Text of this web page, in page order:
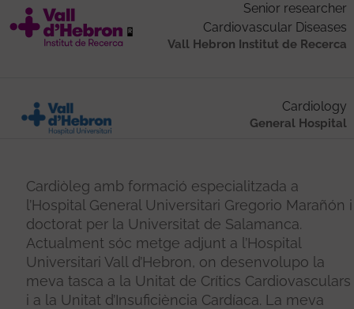
Senior researcher
Cardiovascular Diseases
Vall Hebron Institut de Recerca
Cardiology
General Hospital
Cardiòleg amb formació especialitzada a
l’Hospital General Universitari Gregorio Marañón i
doctorat per la Universitat de Salamanca.
Actualment sóc metge adjunt a l’Hospital
Universitari Vall d’Hebron, on desenvolupo la
meva tasca a la Unitat de Crítics Cardiovasculars
i a la Unitat d’Insuficiència Cardíaca. La meva